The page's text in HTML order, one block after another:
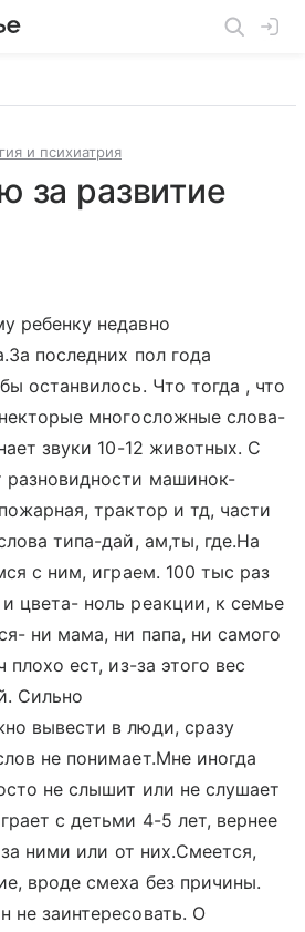
и психиатрия
за развитие
ребенку недавно
последних пол года
останвилось. Что тогда , что
многосложные слова-
звуки 10-12 животных. С
разновидности машинок-
трактор и тд, части
типа-дай, ам,ты, где.На
с ним, играем. 100 тыс раз
цвета- ноль реакции, к семье
ни мама, ни папа, ни самого
ест, из-за этого вес
Сильно
вывести в люди, сразу
не понимает.Мне иногда
не слышит или не слушает
с детьми 4-5 лет, вернее
за ними или от них.Смеется,
вроде смеха без причины.
не заинтересовать. О